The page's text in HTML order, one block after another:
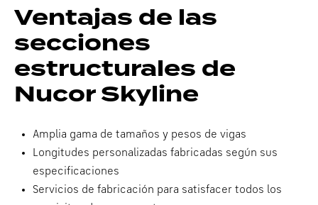
Ventajas de las
secciones
estructurales de
Nucor Skyline
Amplia gama de tamaños y pesos de vigas
Longitudes personalizadas fabricadas según sus
especificaciones
Servicios de fabricación para satisfacer todos los